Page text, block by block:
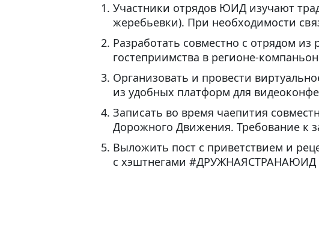
Участники отрядов ЮИД изучают
жеребьевки). При необходимости
Разработать совместно с отрядом
гостеприимства в регионе-
Организовать и провести
из удобных платформ для
Записать во время чаепития
Дорожного Движения. Требование к
Выложить пост с приветствием и
с хэштнегами